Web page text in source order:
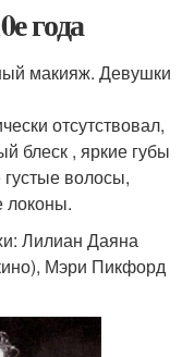
года
макияж. Девушки
отсутствовал,
блеск , яркие губы
волосы,
локоны.
Лилиан Даяна
Мэри Пикфорд